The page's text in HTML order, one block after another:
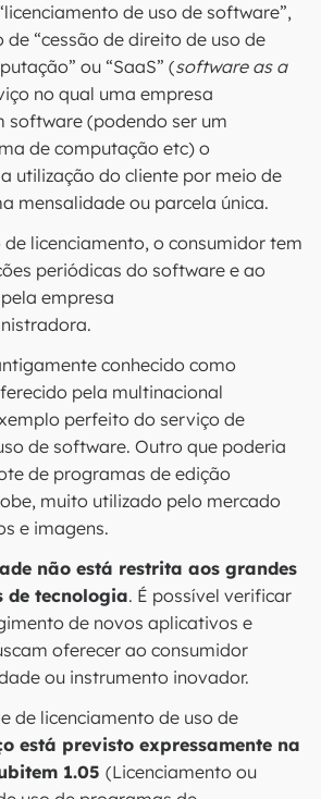
de uso de software”,
“cessão de direito de uso de
ou “SaaS” (software as a
no qual uma empresa
software (podendo ser um
de computação etc) o
utilização do cliente por meio de
mensalidade ou parcela única.
licenciamento, o consumidor tem
periódicas do software e ao
empresa
conhecido como
pela multinacional
perfeito do serviço de
de software. Outro que poderia
de programas de edição
muito utilizado pelo mercado
e imagens.
não está restrita aos grandes
tecnologia. É possível verificar
de novos aplicativos e
oferecer ao consumidor
ou instrumento inovador.
de licenciamento de uso de
está previsto expressamente na
1.05 (Licenciamento ou